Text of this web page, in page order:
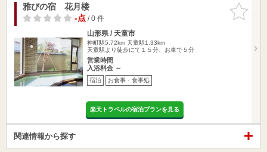
お気に入
りに追加
雅びの宿 花月楼
-点/ 0 件
山形県 / 天童市
神町駅5.72km 天童駅1.33km
天童駅より徒歩にて１５分、お車で５分
営業時間
入浴料金 ～
宿泊 お食事・食事処
楽天トラベルの宿泊プランを見る
関連情報から探す